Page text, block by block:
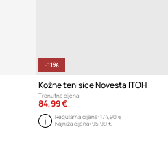
-11%
Kožne tenisice Novesta ITOH
Trenutna cijena:
84,99 €
Regularna cijena: 174,90 €
Najniža cijena: 95,99 €